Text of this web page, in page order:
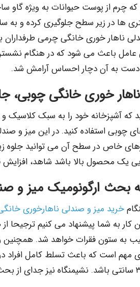
چرم از پوست حیوانات به ویژه گاو
ها در زیر سطح جلوگیری کرده و به
ناهار خوری خانگی چرمی طرفداران
باعث می شود که در هنگام
دست به آن دچار احساس آرامش شد.
خوری خانگی چوبی،
آشپزخانه خود را به سبک کلاسیک و
چوبی استفاده کنید. در این میز و
خاص در سطح آن می توانید جلوه
یک محصول بالا باشد شاهد، افزایش
بحث ارگونومیک میز و
خرید میز و صندلی ناهارخوری
به شما پیشنهاد می کنیم ترجیحا
به ستون فقرات خواهد شد. همچنین
مهم است که باعث تسلط کامل افراد